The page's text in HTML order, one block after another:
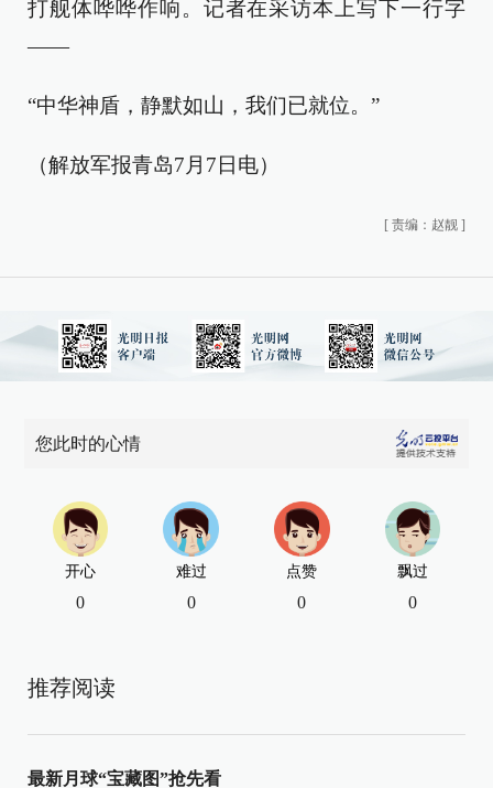
打舰体哗哗作响。记者在采访本上写下一行字
——
“中华神盾，静默如山，我们已就位。”
（解放军报青岛7月7日电）
[ 责编：赵靓 ]
您此时的心情
开心
0
难过
0
点赞
0
飘过
0
推荐阅读
最新月球“宝藏图”抢先看